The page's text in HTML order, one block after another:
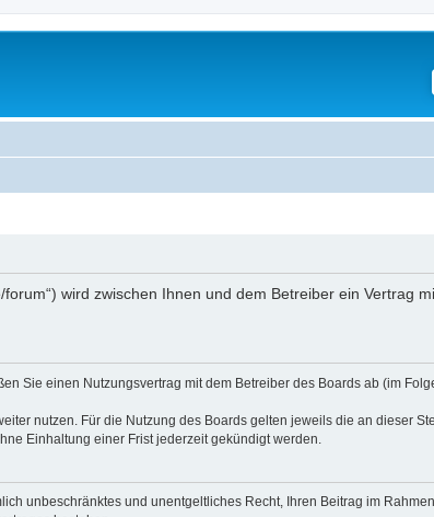
wird zwischen Ihnen und dem Betreiber ein Vertrag
Sie einen Nutzungsvertrag mit dem Betreiber des Boards ab (im
nutzen. Für die Nutzung des Boards gelten jeweils die an dieser
Einhaltung einer Frist jederzeit gekündigt werden.
unbeschränktes und unentgeltliches Recht, Ihren Beitrag im